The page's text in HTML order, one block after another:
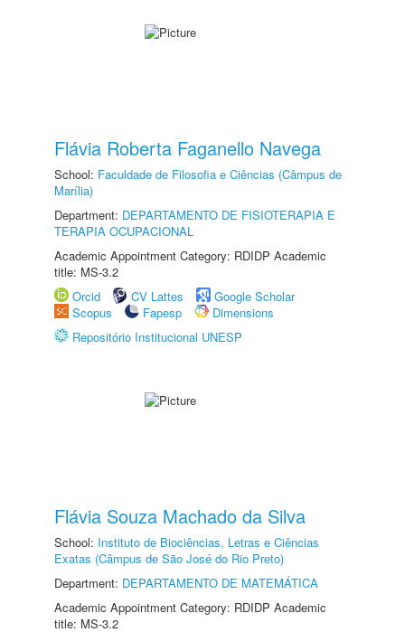
Flávia Roberta Faganello Navega
School: Faculdade de Filosofia e Ciências (Câmpus de
Marília)
Department: DEPARTAMENTO DE FISIOTERAPIA E
TERAPIA OCUPACIONAL
Academic Appointment Category: RDIDP Academic
title: MS-3.2
Orcid
CV Lattes
Google Scholar
Scopus
Fapesp
Dimensions
Repositório Institucional UNESP
Flávia Souza Machado da Silva
School: Instituto de Biociências, Letras e Ciências
Exatas (Câmpus de São José do Rio Preto)
Department: DEPARTAMENTO DE MATEMÁTICA
Academic Appointment Category: RDIDP Academic
title: MS-3.2